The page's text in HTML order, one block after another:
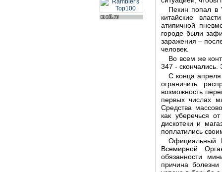
Пекин попал в
китайские
атипичной
городе были
заражения –
человек.
Во всем же
347 -
С конца
ограничить
возможность
первых числах
Средства
как уберечься
дискотеки и
поплатились
Официальный
Всемирной
обязанности
причина